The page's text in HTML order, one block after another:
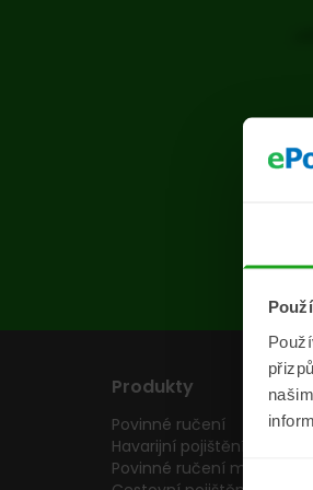
Produkty
Povinné ručení
Havarijní pojištění
Povinné ručení motocyklu